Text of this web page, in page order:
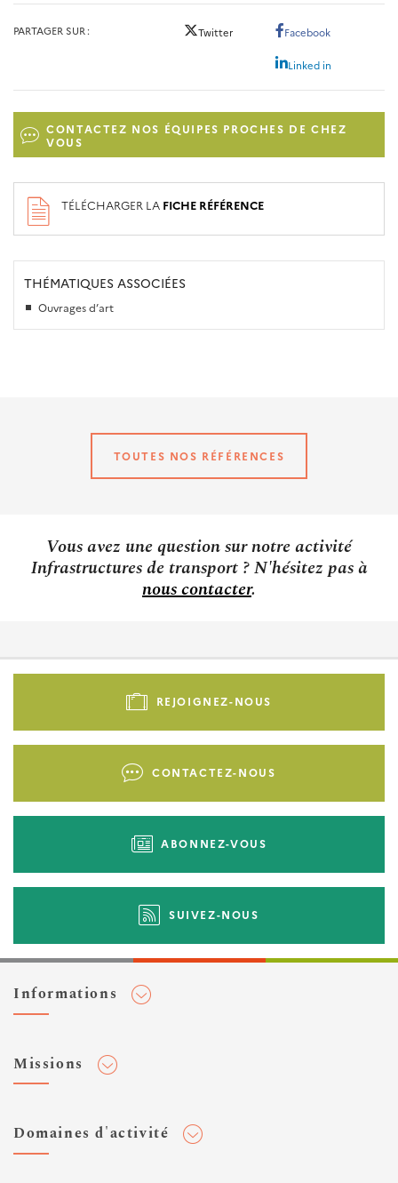
PARTAGER SUR Twitter Facebook
Linked in
CONTACTEZ NOS ÉQUIPES PROCHES DE CHEZ
VOUS
TÉLÉCHARGER LA FICHE RÉFÉRENCE
THÉMATIQUES ASSOCIÉES
Ouvrages d’art
TOUTES NOS RÉFÉRENCES
Vous avez une question sur notre activité
Infrastructures de transport ? N'hésitez pas à
nous contacter.
Pied
-
REJOIGNEZ-NOUS
CONTACTEZ-NOUS
ABONNEZ-VOUS
SUIVEZ-NOUS
Informations
Flux RSS
Missions
Domaines d'activité